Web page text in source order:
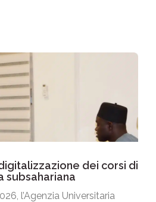
dei corsi di
subsahariana
l’Agenzia Universitaria